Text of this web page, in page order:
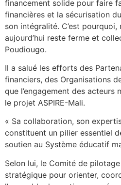
financement solide pour faire
financières et la sécurisation
son intégralité. C’est
aujourd’hui reste ferme et
Poudiougo.
Il a salué les efforts des
financiers, des Organisations
que l’engagement des acteurs
le projet ASPIRE-Mali.
« Sa collaboration, son
constituent un pilier essentiel
soutien au Système éducatif
Selon lui, le Comité de
stratégique pour orienter,